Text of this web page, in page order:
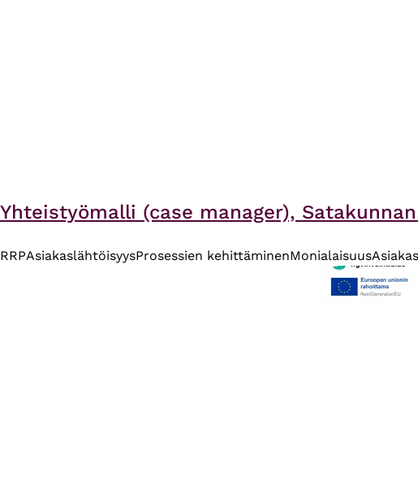
Yhteistyömalli (case manager),
RRPAsiakaslähtöisyysProsessien kehittäminenMonialaisuus